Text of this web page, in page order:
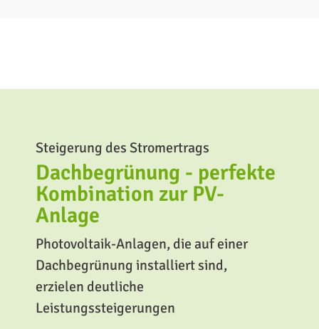
Steigerung des Stromertrags
Dachbegrünung - perfekte
Kombination zur PV-
Anlage
Photovoltaik-Anlagen, die auf einer
Dachbegrünung installiert sind,
erzielen deutliche
Leistungssteigerungen